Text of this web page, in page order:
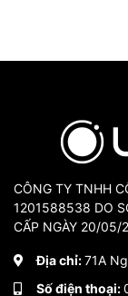
CÔNG TY TNHH
1201588538 DO
CẤP NGÀY 20/05/
Địa chỉ:71A
Số điện thoại: